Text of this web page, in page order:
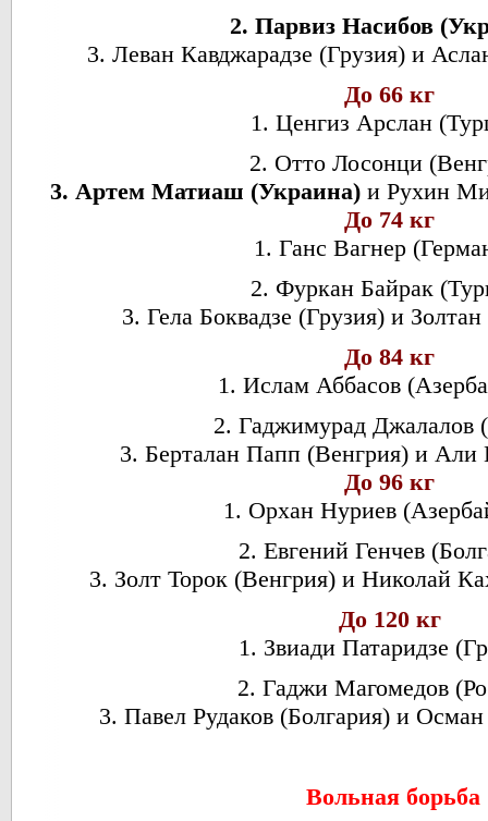
2. Парвиз Насибов
3. Леван Кавджарадзе (Грузия) и
До 66 кг
1. Ценгиз Арслан
2. Отто Лосонци
3. Артем Матиаш (Украина) и Рухин
До 74 кг
1. Ганс Вагнер
2. Фуркан Байрак
3. Гела Боквадзе (Грузия) и
До 84 кг
1. Ислам Аббасов
2. Гаджимурад Джалалов
3. Берталан Папп (Венгрия) и Али
До 96 кг
1. Орхан Нуриев
2. Евгений Генчев
3. Золт Торок (Венгрия) и Николай
До 120 кг
1. Звиади Патаридзе
2. Гаджи Магомедов
3. Павел Рудаков (Болгария) и
Вольная борьба